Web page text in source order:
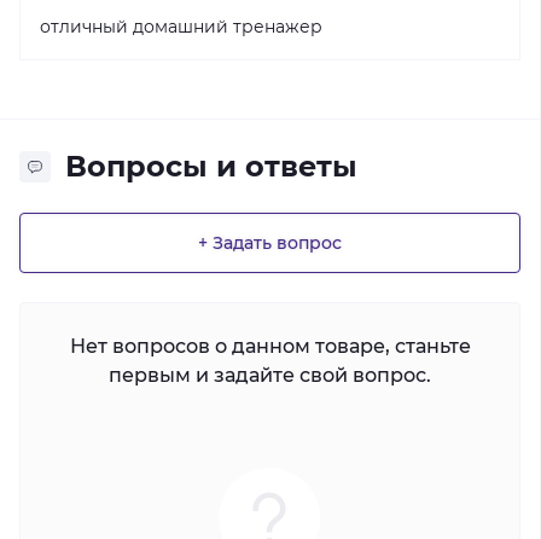
отличный домашний тренажер
Вопросы и ответы
+ Задать вопрос
Нет вопросов о данном товаре, станьте
первым и задайте свой вопрос.